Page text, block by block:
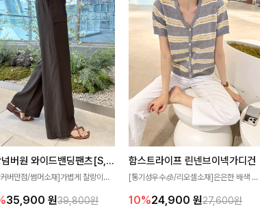
찰랑넘버원 와이드밴딩팬츠[S,M,L사이즈]
버만점/썸머소재]가볍게 찰랑이는
게 착용하실 수 있는 팬츠입니다 🖤
35,900 원39,800원
함스트라이프 린넨브이넥가디건
[통기성우수🧊/리오셀소재]은은한 배색 스
무드 살려주는 니트 가디건 💛 브이넥 라인
10%24,900 원27,600원